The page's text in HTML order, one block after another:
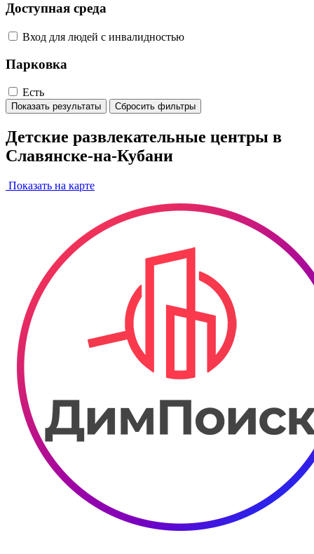
Доступная среда
Вход для людей с инвалидностью
Парковка
Есть
Показать результаты Сбросить фильтры
Детские развлекательные центры в
Славянске-на-Кубани
Показать на карте